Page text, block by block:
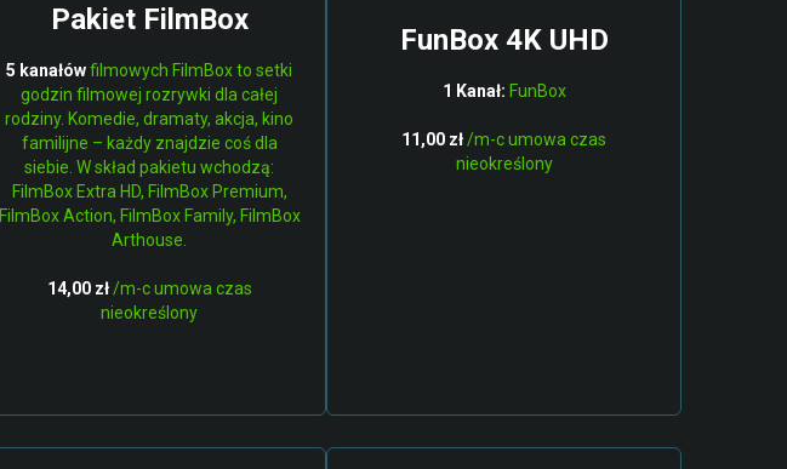
Pakiet FilmBox
5 kanałówfilmowych FilmBox to setki
godzin filmowej rozrywki dla całej
rodziny. Komedie, dramaty, akcja, kino
familijne – każdy znajdzie coś dla
siebie. W skład pakietu wchodzą:
FilmBox Extra HD, FilmBox Premium,
FilmBox Action, FilmBox Family, FilmBox
Arthouse.
14,00 zł/m-c umowa czas
nieokreślony
FunBox 4K UHD
1 Kanał: FunBox
11,00 zł/m-c umowa czas
nieokreślony